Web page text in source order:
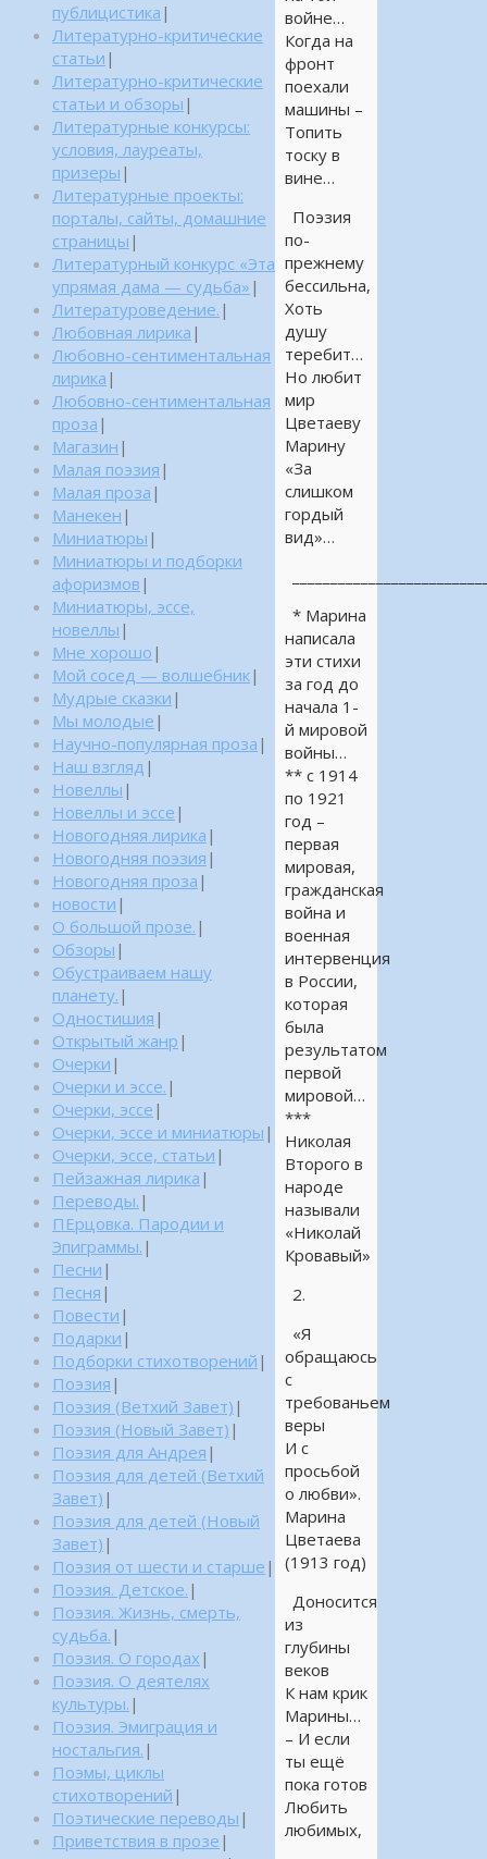
войне…
Когда на
фронт
поехали
машины –
Топить
тоску в
вине…
Поэзия
по-
прежнему
бессильна,
Хоть
душу
теребит…
Но любит
мир
Цветаеву
Марину
«За
слишком
гордый
вид»…
* Марина
написала
эти стихи
за год до
начала 1-
й мировой
войны…
** с 1914
по 1921
год –
первая
мировая,
гражданская
война и
военная
интервенция
в России,
которая
была
результатом
первой
мировой…
***
Николая
Второго в
народе
называли
«Николай
Кровавый»
2.
«Я
обращаюсь
с
требованьем
веры
И с
просьбой
о любви».
Марина
Цветаева
(1913 год)
Доносится
из
глубины
веков
К нам крик
Марины…
– И если
ты ещё
пока готов
Любить
любимых,
публицистика |
Литературно-критические
статьи |
Литературно-критические
статьи и обзоры |
Литературные конкурсы:
условия, лауреаты,
призеры |
Литературные проекты:
порталы, сайты, домашние
страницы |
Литературный конкурс «Эта
упрямая дама — судьба» |
Литературоведение. |
Любовная лирика |
Любовно-сентиментальная
лирика |
Любовно-сентиментальная
проза |
Магазин |
Малая поэзия |
Малая проза |
Манекен |
Миниатюры |
Миниатюры и подборки
афоризмов |
Миниатюры, эссе,
новеллы |
Мне хорошо |
Мой сосед — волшебник|
Мудрые сказки |
Мы молодые |
Научно-популярная проза |
Наш взгляд |
Новеллы |
Новеллы и эссе |
Новогодняя лирика |
Новогодняя поэзия |
Новогодняя проза |
новости |
О большой прозе. |
Обзоры |
Обустраиваем нашу
планету. |
Одностишия |
Открытый жанр |
Очерки |
Очерки и эссе. |
Очерки, эссе |
Очерки, эссе и миниатюры |
Очерки, эссе, статьи |
Пейзажная лирика |
Переводы. |
ПЕрцовка. Пародии и
Эпиграммы. |
Песни |
Песня |
Повести |
Подарки |
Подборки стихотворений |
Поэзия |
Поэзия (Ветхий Завет) |
Поэзия (Новый Завет) |
Поэзия для Андрея |
Поэзия для детей (Ветхий
Завет) |
Поэзия для детей (Новый
Завет) |
Поэзия от шести и старше |
Поэзия. Детское. |
Поэзия. Жизнь, смерть,
судьба. |
Поэзия. О городах |
Поэзия. О деятелях
культуры. |
Поэзия. Эмиграция и
ностальгия. |
Поэмы, циклы
стихотворений |
Поэтические переводы |
Приветствия в прозе |